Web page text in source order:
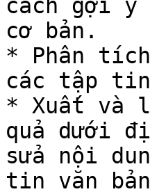
cách gợi ý
cơ bản.
* Phân
các tập tin
* Xuất và
quả dưới
sửa nội
tin văn